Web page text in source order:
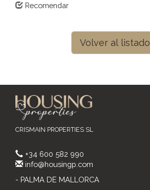
Recomendar
Volver al listado
CRISMAIN PROPERTIES SL
+34 600 582 990
info@housingp.com
- PALMA DE MALLORCA